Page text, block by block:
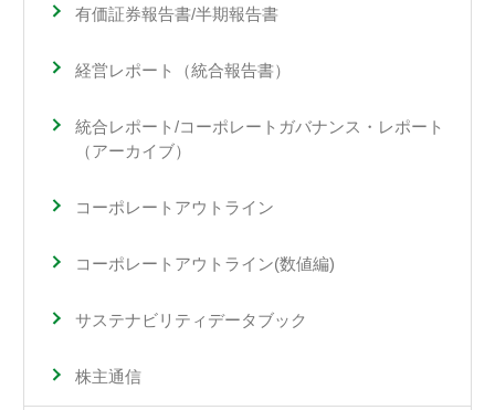
有価証券報告書/半期報告書
経営レポート（統合報告書）
統合レポート/コーポレートガバナンス・レポート
（アーカイブ）
コーポレートアウトライン
コーポレートアウトライン(数値編)
サステナビリティデータブック
株主通信